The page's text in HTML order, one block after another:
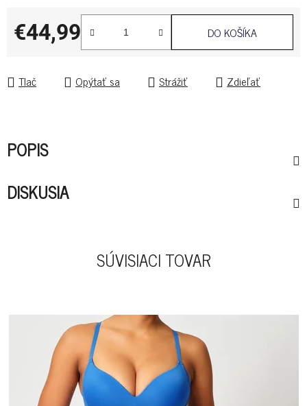
€44,99
Jednotková cena:
DO KOŠÍKA
Tlač Opýtať sa Strážiť Zdieľať
POPIS
DISKUSIA
SÚVISIACI TOVAR